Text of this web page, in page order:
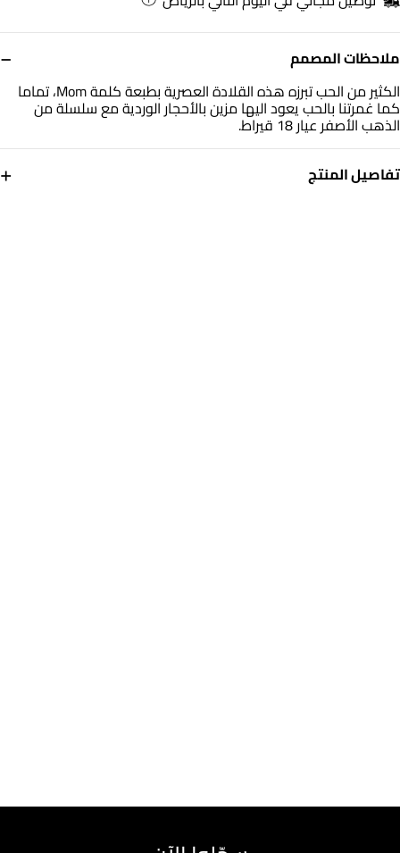
ملاحظات المصمم −
الكثير من الحب تبرزه هذه القلادة العصرية بطبعة كلمة Mom، تماما
كما غمرتنا بالحب يعود اليها مزين بالأحجار الوردية مع سلسلة من
الذهب الأصفر عيار 18 قيراط.
تفاصيل المنتج
+